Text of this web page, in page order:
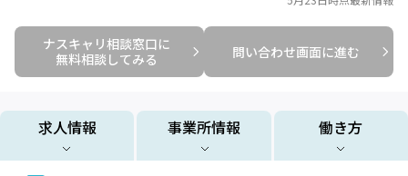
ナスキャリ相談窓口に
無料相談してみる
問い合わせ画面に進む
求人情報 事業所情報 働き方